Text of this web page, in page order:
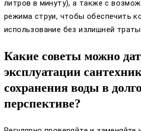
литров в минуту), а также с
режима струи, чтобы обеспечить
использование без излишней траты
Какие советы можно
эксплуатации
сохранения воды в
перспективе?